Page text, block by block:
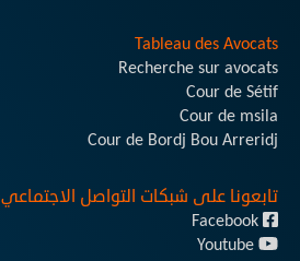
Tableau des Avocats
Recherche sur avocats
Cour de Sétif
Cour de msila
Cour de Bordj Bou Arreridj
تابعونا على شبكات التواصل الاجتماعي